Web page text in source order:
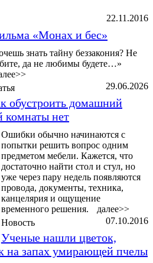
22.11.2016
«Монах и бес»
знать тайну беззакония? Не
да не любимы будете…»
29.06.2026
обустроить домашний
комнаты нет
Ошибки обычно начинаются с
попытки решить вопрос одним
предметом мебели. Кажется, что
достаточно найти стол и стул, но
уже через пару недель появляются
провода, документы, техника,
канцелярия и ощущение
временного решения.
далее>>
07.10.2016
Новость
Ученые нашли цветок,
на запах умирающей пчелы